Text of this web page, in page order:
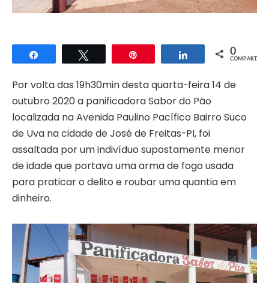
Compartilhar Compartilhar
0
COMPART.
Por volta das 19h30min desta quarta-feira 14 de
outubro 2020 a panificadora Sabor do Pão
localizada na Avenida Paulino Pacífico Bairro Suco
de Uva na cidade de José de Freitas-PI, foi
assaltada por um indivíduo supostamente menor
de idade que portava uma arma de fogo usada
para praticar o delito e roubar uma quantia em
dinheiro.